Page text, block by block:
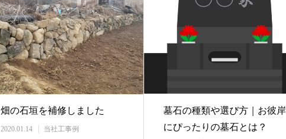
畑の石垣を補修しました
2020.01.14 当社工事例
墓石の種類や選び方｜お彼岸
にぴったりの墓石とは？